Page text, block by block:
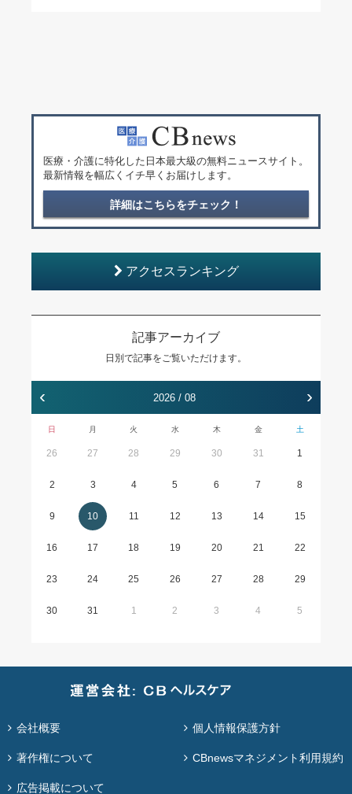
医療・介護に特化した日本最大級の無料ニュースサイト。
最新情報を幅広くイチ早くお届けします。
詳細はこちらをチェック！
アクセスランキング
記事アーカイブ
日別で記事をご覧いただけます。
‹ 2026 / 08 ›
日 月 火 水 木 金 土
26 27 28 29 30 31 1
2 3 4 5 6 7 8
9 10 11 12 13 14 15
16 17 18 19 20 21 22
23 24 25 26 27 28 29
30 31 1 2 3 4 5
会社概要 個人情報保護方針
著作権について CBnewsマネジメント利用規約
広告掲載について